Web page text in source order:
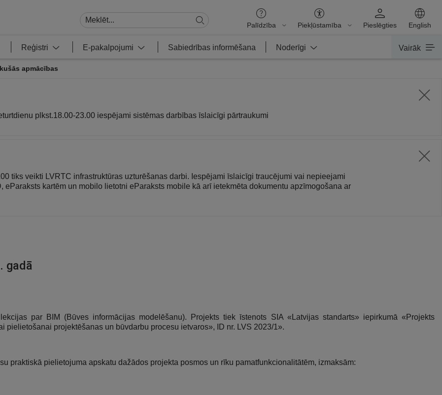
Palīdzība Piekļūstamība Pieslēgties English
Reģistri E-pakalpojumi Sabiedrības informēšana Noderīgi Vairāk
apmācības
plkst.18.00-23.00 iespējami sistēmas darbības īslaicīgi pārtraukumi
tiks veikti LVRTC infrastruktūras uzturēšanas darbi. Iespējami īslaicīgi traucējumi vai nepieejami
kartēm un mobilo lietotni eParaksts mobile kā arī ietekmēta dokumentu apzīmogošana ar
gadā
par BIM (Būves informācijas modelēšanu). Projekts tiek īstenots SIA «Latvijas standarts» iepirkumā «Projekts
projektēšanas un būvdarbu procesu ietvaros», ID nr. LVS 2023/1».
praktiskā pielietojuma apskatu dažādos projekta posmos un rīku pamatfunkcionalitātēm, izmaksām: